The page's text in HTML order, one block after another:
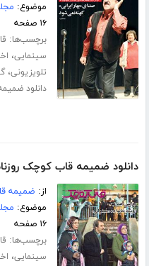
موضوع:
۱۶ صفحه
برچسب‌ها:
سینمایی،
تلویزیونی،
دانلود
دانلود ضمیمه قاب کوچک
از: ضمیمه
موضوع:
۱۶ صفحه
برچسب‌ها:
سینمایی،